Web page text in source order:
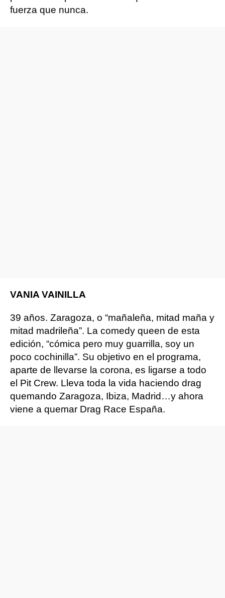
fuerza que nunca.
VANIA VAINILLA
39 años. Zaragoza, o “mañaleña, mitad maña y
mitad madrileña”. La comedy queen de esta
edición, “cómica pero muy guarrilla, soy un
poco cochinilla”. Su objetivo en el programa,
aparte de llevarse la corona, es ligarse a todo
el Pit Crew. Lleva toda la vida haciendo drag
quemando Zaragoza, Ibiza, Madrid…y ahora
viene a quemar Drag Race España.